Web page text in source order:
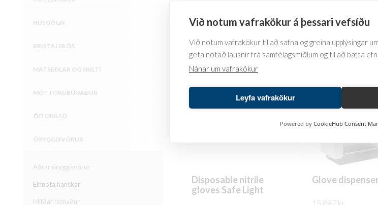
Við notum vafrakökur á þessari vefsíðu
Við notum vafrakökur til að safna og greina upplýsingar
geta notað lausnir frá samfélagsmiðlum og til að bæta
Nánar um vafrakökur
Leyfa vafrakökur
Powered by CookieHub Consent
HÚSGÖGN
KRISTALGLÖS
MATSEÐLAR OG SKILTI
MÓTTÖKUBÚNAÐUR
ÓFLOKKAÐ
ÖRYGGISVÖRUR
Aðrar öryggisvörur
Einnota hanskar
Hlífðar fatnaður
Disposable nitrile
gloves Safe Light
Glove
15.897 kr.